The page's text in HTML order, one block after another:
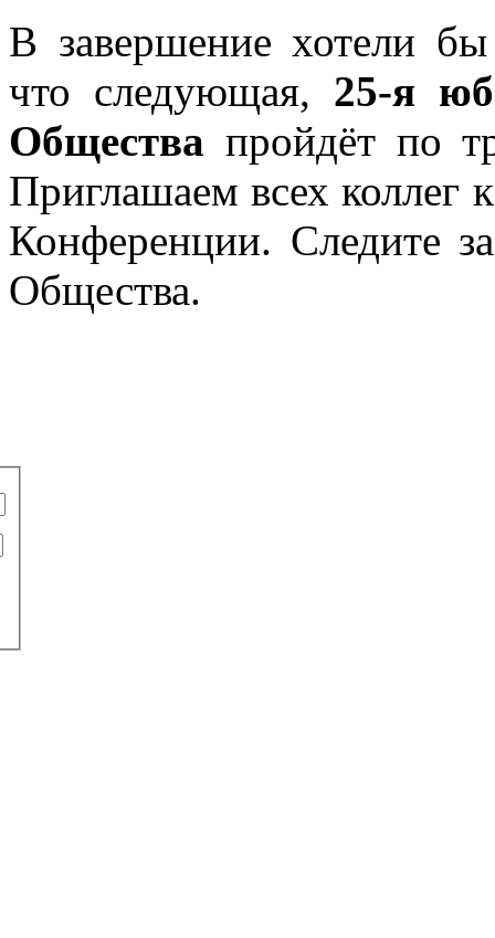
В завершение хотели
что следующая, 25-я
Общества пройдёт по
Приглашаем всех коллег
Конференции. Следите
Общества.